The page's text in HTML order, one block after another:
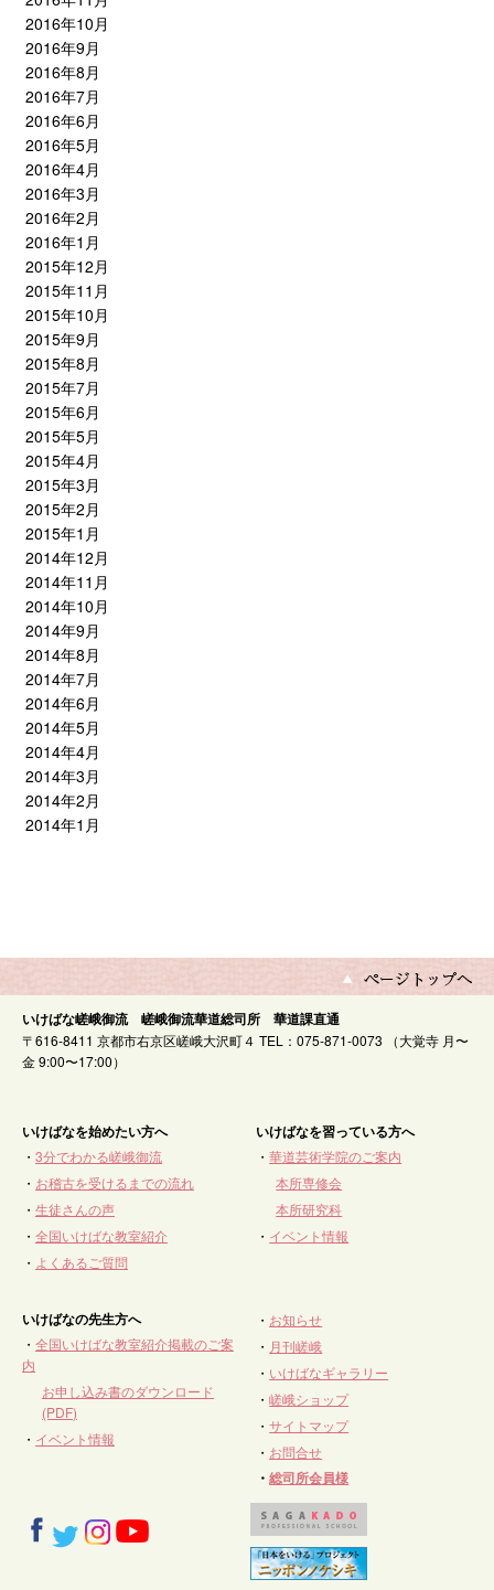
2016年10月
2016年9月
2016年8月
2016年7月
2016年6月
2016年5月
2016年4月
2016年3月
2016年2月
2016年1月
2015年12月
2015年11月
2015年10月
2015年9月
2015年8月
2015年7月
2015年6月
2015年5月
2015年4月
2015年3月
2015年2月
2015年1月
2014年12月
2014年11月
2014年10月
2014年9月
2014年8月
2014年7月
2014年6月
2014年5月
2014年4月
2014年3月
2014年2月
2014年1月
いけばな嵯峨御流 嵯峨御流華道総司所 華道課直通
〒616-8411 京都市右京区嵯峨大沢町４ TEL：075-871-0073 （大覚寺 月〜
金 9:00〜17:00）
いけばなを始めたい方へ
・ 3分でわかる嵯峨御流
・ お稽古を受けるまでの流れ
・ 生徒さんの声
・ 全国いけばな教室紹介
・ よくあるご質問
いけばなを習っている方へ
・華道芸術学院のご案内
本所専修会
本所研究科
・ イベント情報
いけばなの先生方へ
・ 全国いけばな教室紹介掲載のご案
内
お申し込み書のダウンロード
(PDF)
・ イベント情報
・ お知らせ
・ 月刊嵯峨
・ いけばなギャラリー
・嵯峨ショップ
・サイトマップ
・ お問合せ
・総司所会員様